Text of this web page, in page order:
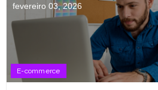
fevereiro 03, 2026
E-commerce